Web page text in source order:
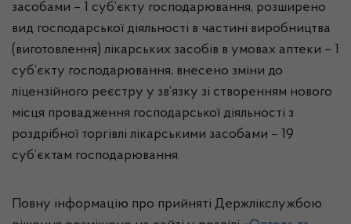
засобами – 1 суб’єкту господарювання, розширено
вид господарської діяльності в частині виробництва
(виготовлення) лікарських засобів в умовах аптеки – 1
суб’єкту господарювання, внесено зміни до
ліцензійного реєстру у зв’язку зі створенням нового
місця провадження господарської діяльності з
роздрібної торгівлі лікарськими засобами – 19
суб’єктам господарювання.
Повну інформацію про прийняті Держлікслужбою